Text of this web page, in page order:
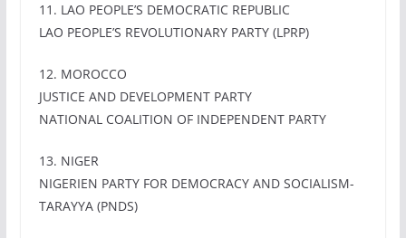
11. LAO PEOPLE’S DEMOCRATIC REPUBLIC
LAO PEOPLE’S REVOLUTIONARY PARTY (LPRP)
12. MOROCCO
JUSTICE AND DEVELOPMENT PARTY
NATIONAL COALITION OF INDEPENDENT PARTY
13. NIGER
NIGERIEN PARTY FOR DEMOCRACY AND SOCIALISM-
TARAYYA (PNDS)